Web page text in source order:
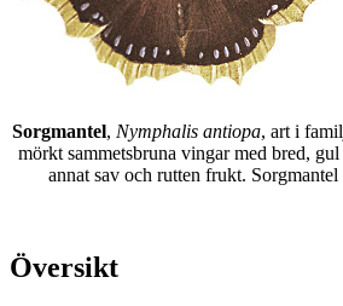
Sorgmantel, Nymphalis antiopa, art i
mörkt sammetsbruna vingar med bred,
annat sav och rutten frukt.
Översikt